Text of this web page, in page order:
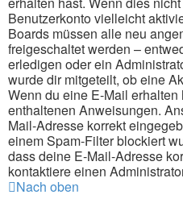
Benutzerkonto vielleicht
Boards müssen alle neu
freigeschaltet werden –
erledigen oder ein
wurde dir mitgeteilt, ob eine
Wenn du eine E-Mail erhalten
enthaltenen Anweisungen.
Mail-Adresse korrekt
einem Spam-Filter blockiert
dass deine E-Mail-Adresse
kontaktiere einen
Nach oben